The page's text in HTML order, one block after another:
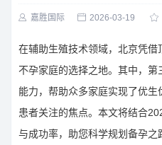
 嘉胜国际  2026-03-19 
在辅助生殖技术领域，北京凭
不孕家庭的选择之地。其中，
能力，帮助众多家庭实现了优
患者关注的焦点。本文将结合
与成功率，助您科学规划备孕之